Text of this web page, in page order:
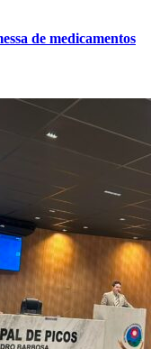
de medicamentos